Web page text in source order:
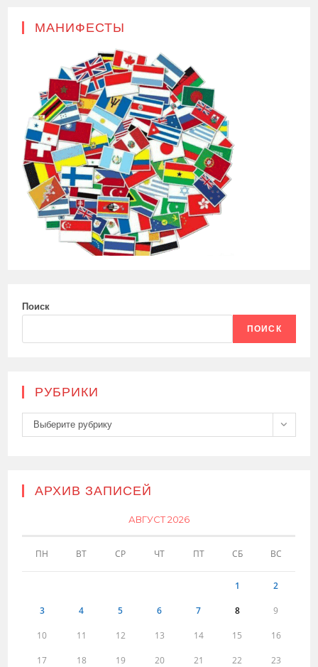
МАНИФЕСТЫ
Поиск
ПОИСК
РУБРИКИ
Рубрики
Выберите рубрику
АРХИВ ЗАПИСЕЙ
АВГУСТ 2026
ПН ВТ СР ЧТ ПТ СБ ВС
1 2
3 4 5 6 7 8 9
10 11 12 13 14 15 16
17 18 19 20 21 22 23